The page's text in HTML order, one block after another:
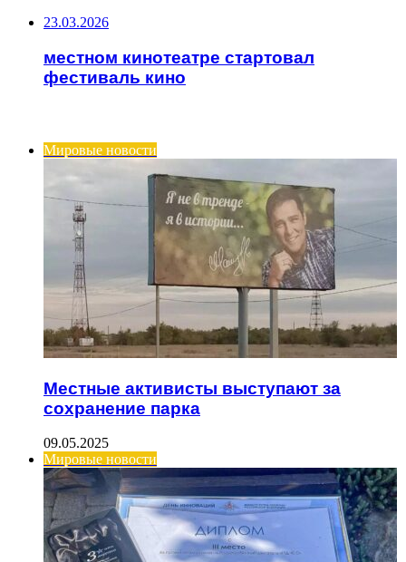
23.03.2026
местном кинотеатре стартовал
фестиваль кино
Мировые новости
Местные активисты выступают за
сохранение парка
09.05.2025
Мировые новости